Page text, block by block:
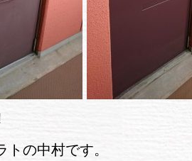
トの中村です。